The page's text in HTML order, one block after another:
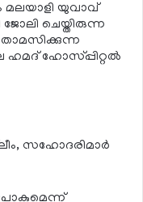
യുവാവ്
ജോലി ചെയ്തിരുന്ന
ഹോസ്പ്പിറ്റൽ
സഹോദരിമാർ